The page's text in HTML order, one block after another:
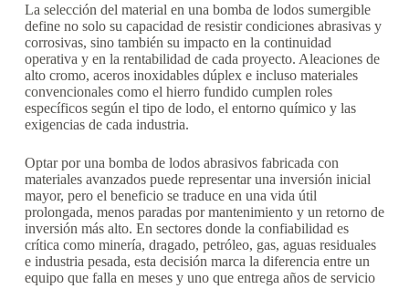
La selección del material en una bomba de lodos sumergible
define no solo su capacidad de resistir condiciones abrasivas y
corrosivas, sino también su impacto en la continuidad
operativa y en la rentabilidad de cada proyecto. Aleaciones de
alto cromo, aceros inoxidables dúplex e incluso materiales
convencionales como el hierro fundido cumplen roles
específicos según el tipo de lodo, el entorno químico y las
exigencias de cada industria.
Optar por una bomba de lodos abrasivos fabricada con
materiales avanzados puede representar una inversión inicial
mayor, pero el beneficio se traduce en una vida útil
prolongada, menos paradas por mantenimiento y un retorno de
inversión más alto. En sectores donde la confiabilidad es
crítica como minería, dragado, petróleo, gas, aguas residuales
e industria pesada, esta decisión marca la diferencia entre un
equipo que falla en meses y uno que entrega años de servicio